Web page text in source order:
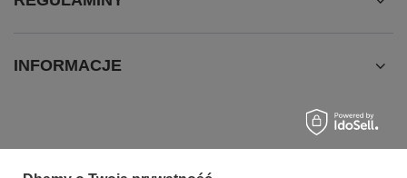
INFORMACJE